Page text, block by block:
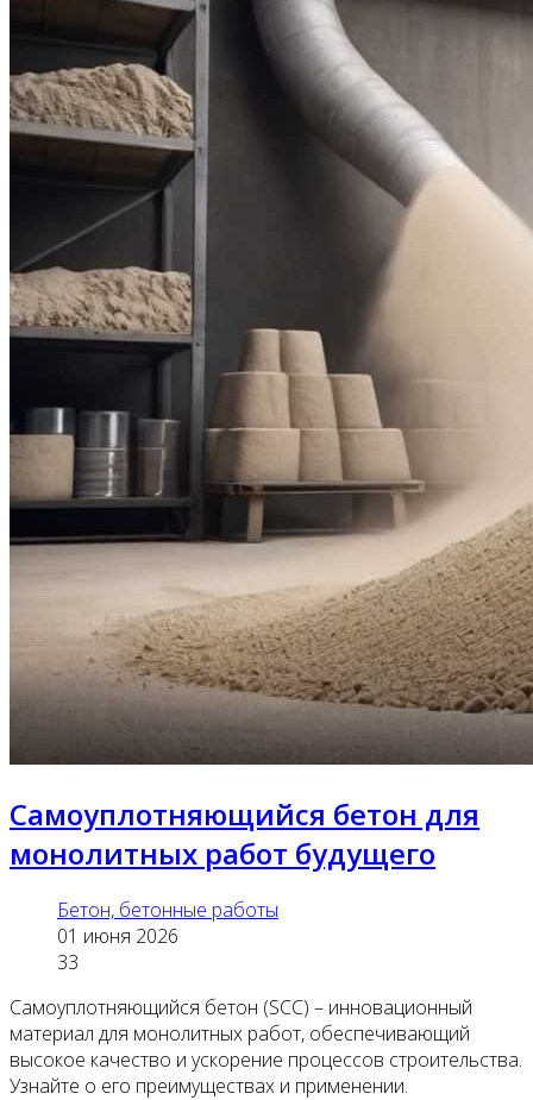
Самоуплотняющийся бетон для
монолитных работ будущего
Бетон, бетонные работы
01 июня 2026
33
Самоуплотняющийся бетон (SCC) – инновационный
материал для монолитных работ, обеспечивающий
высокое качество и ускорение процессов строительства.
Узнайте о его преимуществах и применении.